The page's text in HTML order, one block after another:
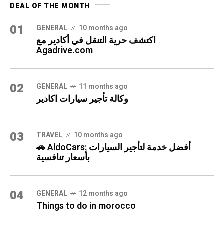
DEAL OF THE MONTH
01 GENERAL 10 months ago
اكتشف حرية التنقل في أكادير مع
Agadrive.com
02 GENERAL 11 months ago
وكالة تأجير سيارات اكادير
03 TRAVEL 10 months ago
🚗 AldoCars: أفضل خدمة لتأجير السيارات
بأسعار تنافسية
04 GENERAL 12 months ago
Things to do in morocco